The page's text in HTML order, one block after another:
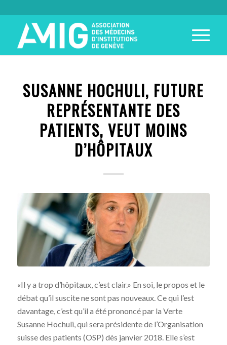
SUSANNE HOCHULI, FUTURE
REPRÉSENTANTE DES
PATIENTS, VEUT MOINS
D’HÔPITAUX
«Il y a trop d’hôpitaux, c’est clair.» En soi, le propos et le
débat qu’il suscite ne sont pas nouveaux. Ce qui l’est
davantage, c’est qu’il a été prononcé par la Verte
Susanne Hochuli, qui sera présidente de l’Organisation
suisse des patients (OSP) dès janvier 2018. Elle s’est